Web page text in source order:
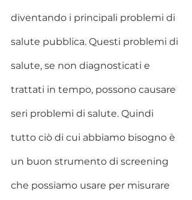
diventando i principali problemi di
salute pubblica. Questi problemi di
salute, se non diagnosticati e
trattati in tempo, possono causare
seri problemi di salute. Quindi
tutto ciò di cui abbiamo bisogno è
un buon strumento di screening
che possiamo usare per misurare